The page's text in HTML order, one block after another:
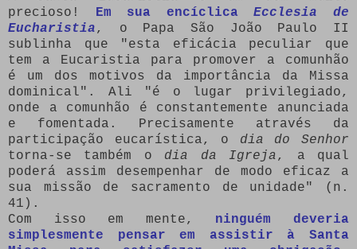
precioso! Em sua encíclicaEcclesia de
Eucharistia, o Papa São João Paulo II
sublinha que "esta eficácia peculiar que
tem a Eucaristia para promover a comunhão
é um dos motivos da importância da Missa
dominical". Ali "é o lugar privilegiado,
onde a comunhão é constantemente anunciada
e fomentada. Precisamente através da
participação eucarística, o dia do Senhor
torna-se também o dia da Igreja, a qual
poderá assim desempenhar de modo eficaz a
sua missão de sacramento de unidade" (n.
41).
Com isso em mente, ninguém deveria
simplesmente pensar em assistir à Santa